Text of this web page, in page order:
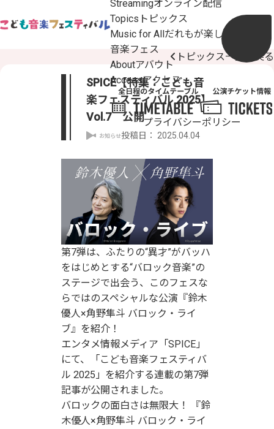
Streamingオンライン配信
Topics トピックス
Music for Allだれもが楽しめるこども
音楽フェス
Aboutアバウト
Accessアクセス
プライバシーポリシー
トピックス一覧へ戻る
SPICE【特集：こども音
楽フェスティバル 2025】
Vol.7 公開
お知らせ投稿日： 2025.04.04
第7弾は、ふたりの“異才”がバッハ
をはじめとする“バロック音楽”の
ステージで出会う、このフェスな
らではのスペシャルな公演『鈴木
優人×角野隼斗 バロック・ライ
ブ』を紹介！
エンタメ情報メディア「SPICE」
にて、「こども音楽フェスティバ
ル 2025」を紹介する連載の第7弾
記事が公開されました。
バロックの面白さは無限大！ 『鈴
木優人×角野隼斗 バロック・ライ